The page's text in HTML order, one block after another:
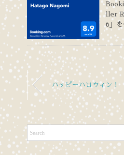
ller
6」を
ハッピーハロウィン！